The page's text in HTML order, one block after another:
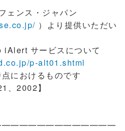
ェンス・ジャパン
）より提供いただい
サービスについて
p-alt01.shtml
におけるものです
2002】